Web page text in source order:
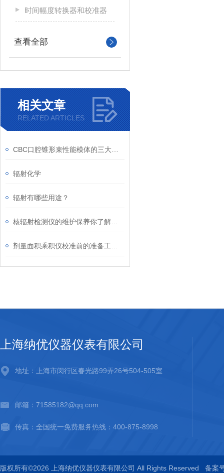
时间幅度转换器和校准器
查看全部
相关文章
RELATED ARTICLES
辐射化学
辐射有哪些用途？
上海纳优仪器仪表有限公司
地址：上海市闵行区春光路99弄26号504-505室
邮箱：71585182@qq.com
传真：全国统一免费服务热线：400-875-8998
版权所有©2026 上海纳优仪器仪表有限公司 All Rights Reserved 备案